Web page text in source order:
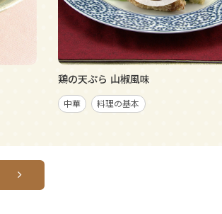
鶏の天ぷら 山椒風味
中華 料理の基本